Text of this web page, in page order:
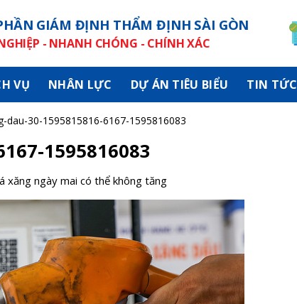
GIÁM ĐỊNH THẨM ĐỊNH SÀI GÒN
- NHANH CHÓNG - CHÍNH XÁC
VỤ NHÂN LỰC DỰ ÁN TIÊU BIỂU TIN TỨC
dau-30-1595815816-6167-1595816083
1595816083
xăng ngày mai có thể không tăng